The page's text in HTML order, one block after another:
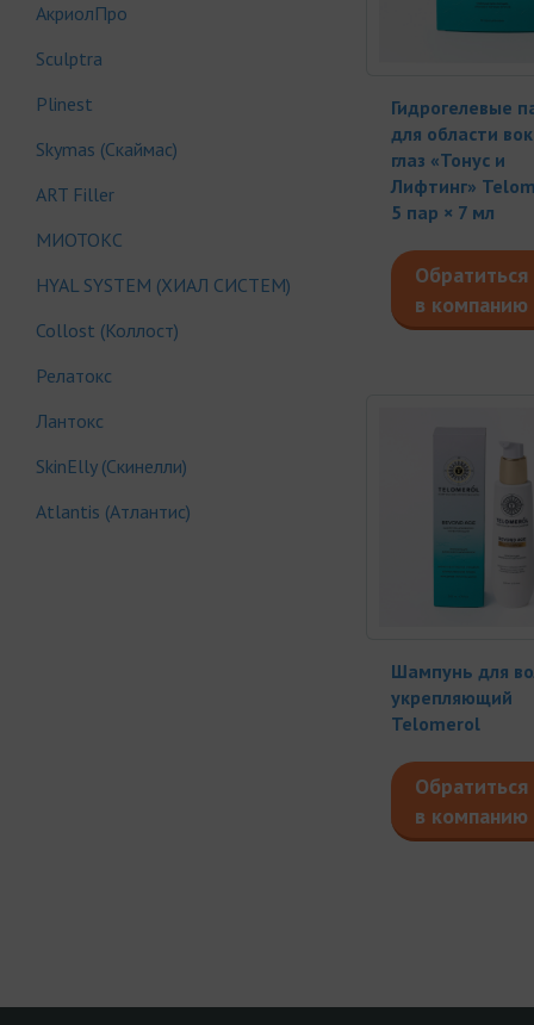
АкриолПро
Sculptra
Plinest
Skymas (Скаймас)
АRT Filler
МИОТОКС
HYAL SYSTEM (ХИАЛ СИСТЕМ)
Collost (Коллост)
Релатокс
Лантокс
SkinElly (Скинелли)
Atlantis (Атлантис)
Гидрогелевые
для области
глаз «Тонус и
Лифтинг»
5 пар × 7 мл
Обратиться
в компанию
Шампунь для
укрепляющий
Telomerol
Обратиться
в компанию